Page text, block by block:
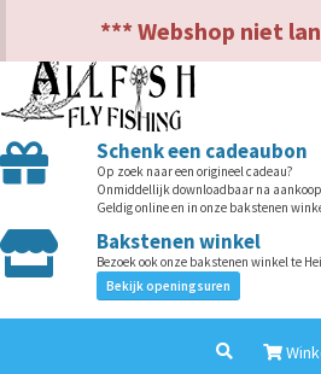
*** Webshop niet
Schenk een cadeaubon
Op zoek naar een origineel cadeau?
Onmiddellijk downloadbaar na aankoop
Geldig online en in onze bakstenen
Bakstenen winkel
Bezoek ook onze bakstenen winkel te
Bekijk openingsuren